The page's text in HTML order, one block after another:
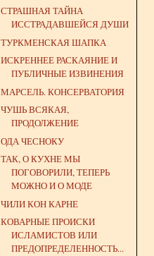
СТРАШНАЯ ТАЙНА
ИССТРАДАВШЕЙСЯ ДУШИ
ТУРКМЕНСКАЯ ШАПКА
ИСКРЕННЕЕ РАСКАЯНИЕ И
ПУБЛИЧНЫЕ ИЗВИНЕНИЯ
МАРСЕЛЬ. КОНСЕРВАТОРИЯ
ЧУШЬ ВСЯКАЯ,
ПРОДОЛЖЕНИЕ
ОДА ЧЕСНОКУ
ТАК, О КУХНЕ МЫ
ПОГОВОРИЛИ, ТЕПЕРЬ
МОЖНО И О МОДЕ
ЧИЛИ КОН КАРНЕ
КОВАРНЫЕ ПРОИСКИ
ИСЛАМИСТОВ ИЛИ
ПРЕДОПРЕДЕЛЕННОСТЬ...